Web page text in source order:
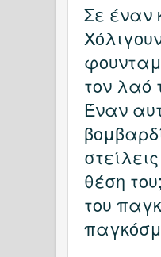
Σε έναν
τον λαό
Έναν
θέση
του